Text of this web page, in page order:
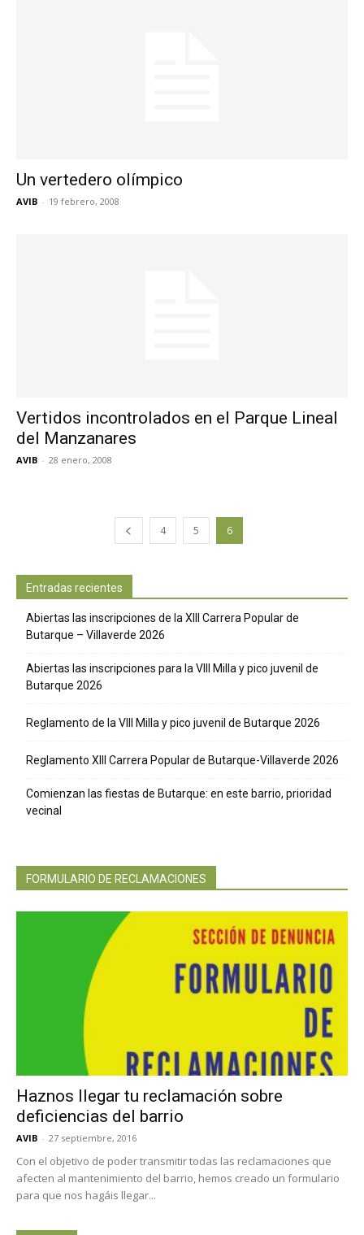
Un vertedero olímpico
AVIB - 19 febrero, 2008
Vertidos incontrolados en el Parque Lineal
del Manzanares
AVIB - 28 enero, 2008
4 5 6
Entradas recientes
Abiertas las inscripciones de la XIII Carrera Popular de
Butarque – Villaverde 2026
Abiertas las inscripciones para la VIII Milla y pico juvenil de
Butarque 2026
Reglamento de la VIII Milla y pico juvenil de Butarque 2026
Reglamento XIII Carrera Popular de Butarque-Villaverde 2026
Comienzan las fiestas de Butarque: en este barrio, prioridad
vecinal
FORMULARIO DE RECLAMACIONES
Haznos llegar tu reclamación sobre
deficiencias del barrio
AVIB - 27 septiembre, 2016
Con el objetivo de poder transmitir todas las reclamaciones que
afecten al mantenimiento del barrio, hemos creado un formulario
para que nos hagáis llegar...